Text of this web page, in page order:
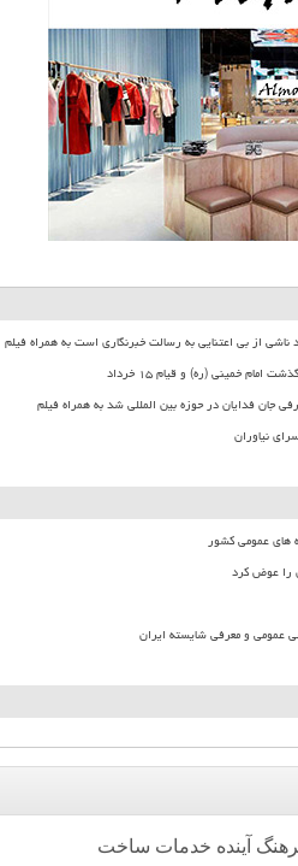
ناشی از بی اعتنایی به رسالت خبرنگاری است به همراه فیلم
خمینی (ره) و قیام ۱۵ خرداد
جان فدایان در حوزه بین المللی شد به همراه فیلم
نیاوران
های عمومی کشور
را عوض کرد
عمومی و معرفی شایسته ایران
آینده خدمات ساخت